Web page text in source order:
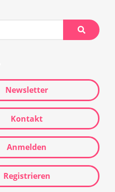
Suche
Newsletter
Kontakt
Anmelden
Registrieren